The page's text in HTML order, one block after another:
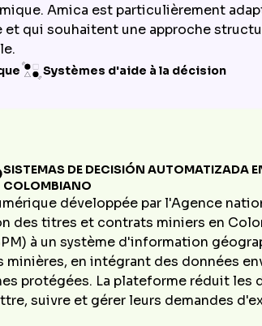
Amica est particulièrement
qui souhaitent une approche
Systèmes d'aide à la décision
SISTEMAS DE DECISIÓN AUTOMATIZADA
COLOMBIANO
développée par l'Agence
des titres et contrats miniers en
à un système d'information
en intégrant des données
protégées. La plateforme réduit
suivre et gérer leurs demandes